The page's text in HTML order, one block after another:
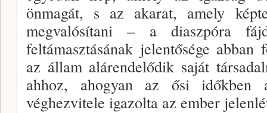
önmagát, s az akarat, amely
megvalósítani – a diaszpóra
feltámasztásának je­lentősége
az állam alárendelődik saját
ah­hoz, ahogyan az ősi időkben
véghezvitele igazolta az ember